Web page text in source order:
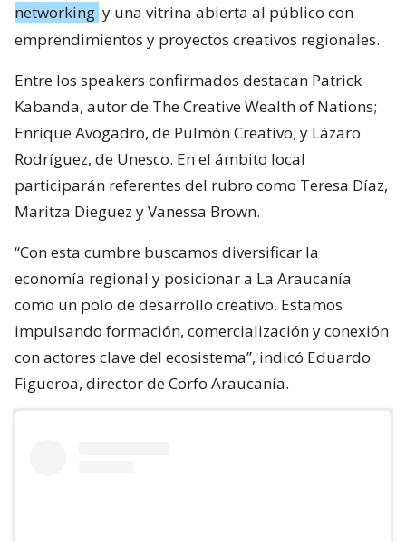
networking y una vitrina abierta al público con
emprendimientos y proyectos creativos regionales.
Entre los speakers confirmados destacan Patrick
Kabanda, autor de The Creative Wealth of Nations;
Enrique Avogadro, de Pulmón Creativo; y Lázaro
Rodríguez, de Unesco. En el ámbito local
participarán referentes del rubro como Teresa Díaz,
Maritza Dieguez y Vanessa Brown.
“Con esta cumbre buscamos diversificar la
economía regional y posicionar a La Araucanía
como un polo de desarrollo creativo. Estamos
impulsando formación, comercialización y conexión
con actores clave del ecosistema”, indicó Eduardo
Figueroa, director de Corfo Araucanía.